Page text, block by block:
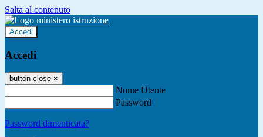
Salta al contenuto
Accedi
Accedi
button close ×
Nome Utente
Password
Password dimenticata?